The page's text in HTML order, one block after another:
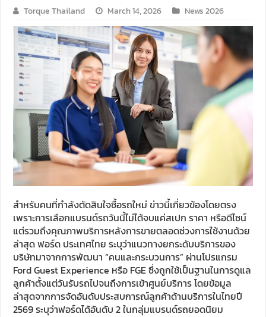
Torque Thailand March 14, 2026 News 2026
สำหรับคนที่กำลังตัดสินใจซื้อรถใหม่ ข่าวนี้เกี่ยวข้องโดยตรง
เพราะการเลือกแบรนด์รถวันนี้ไม่ได้จบแค่สเปก ราคา หรือดีไซน์
แต่รวมถึงคุณภาพบริการหลังการขายตลอดช่วงการใช้งานด้วย
ล่าสุด ฟอร์ด ประเทศไทย ระบุว่าแนวทางยกระดับบริการของ
บริษัทมาจากการพัฒนา “คนและกระบวนการ” ผ่านโปรแกรม
Ford Guest Experience หรือ FGE ซึ่งถูกใช้เป็นฐานในการดูแล
ลูกค้าตั้งแต่วันรับรถไปจนถึงการเข้าศูนย์บริการ โดยข้อมูล
ล่าสุดจากการจัดอันดับประสบการณ์ลูกค้าด้านบริการในไทยปี
2569 ระบุว่าฟอร์ดได้อันดับ 2 ในกลุ่มแบรนด์รถยอดนิยม